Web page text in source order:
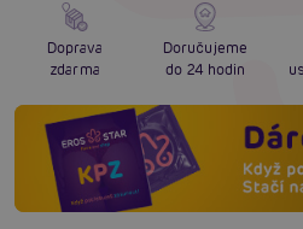
Doprava
zdarma
Doručujeme
do 24 hodin